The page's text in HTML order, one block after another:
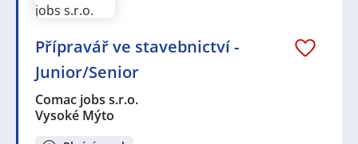
Přípravář ve stavebnictví -
Junior/Senior
Comac jobs s.r.o.
Vysoké Mýto